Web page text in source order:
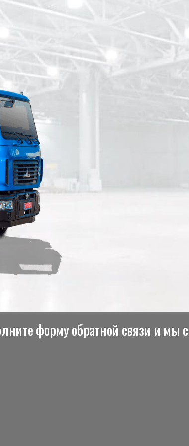
форму обратной связи и мы